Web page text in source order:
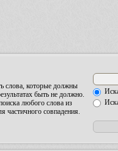
слова, которые должны
быть не должно.
любого слова из
частичного совпадения.